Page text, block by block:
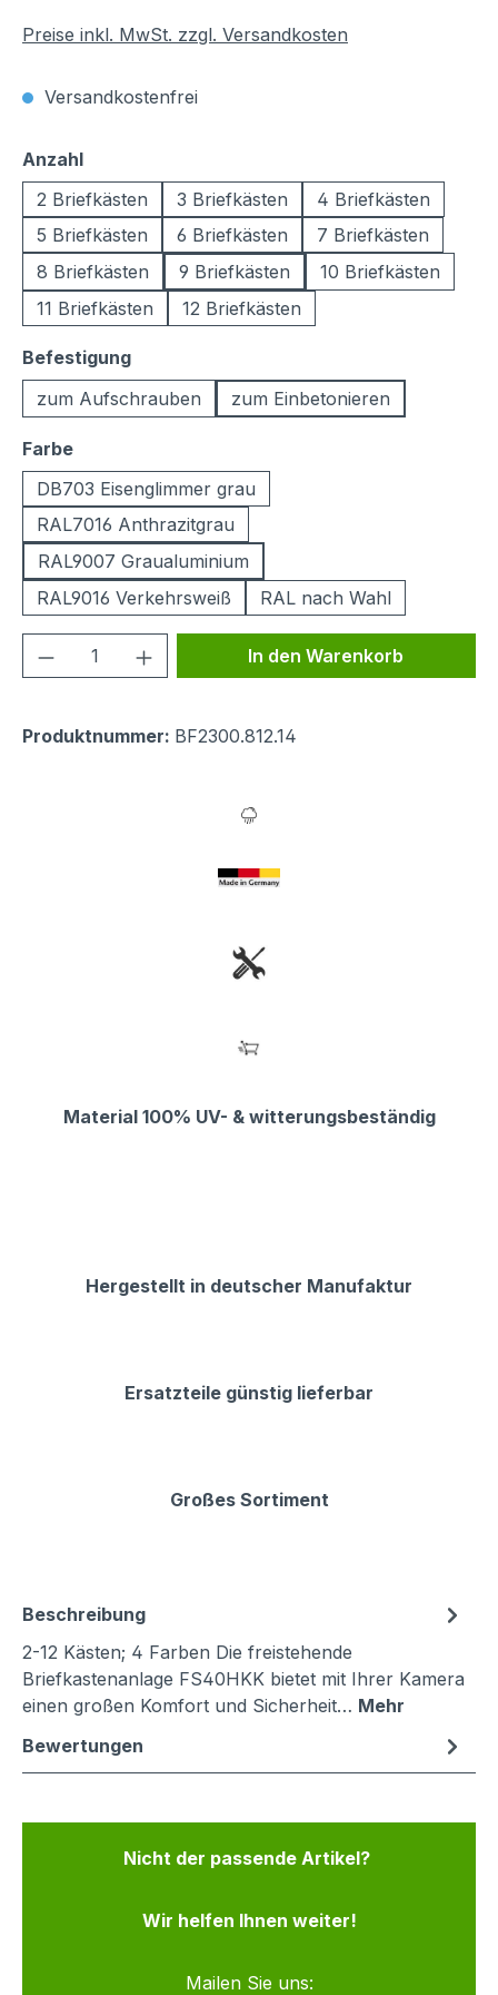
Preise inkl. MwSt. zzgl. Versandkosten
Versandkostenfrei
Anzahlauswählen
2 Briefkästen
3 Briefkästen
4 Briefkästen
5 Briefkästen
6 Briefkästen
7 Briefkästen
8 Briefkästen
9 Briefkästen
10 Briefkästen
11 Briefkästen
12 Briefkästen
Befestigungauswählen
zum Aufschrauben
zum Einbetonieren
Farbeauswählen
DB703 Eisenglimmer grau
RAL7016 Anthrazitgrau
RAL9007 Graualuminium
RAL9016 Verkehrsweiß
RAL nach Wahl
Produkt Anzahl: Gib denIn den Warenkorb
Produktnummer: BF2300.812.14
Material 100% UV- & witterungsbeständig
Hergestellt in deutscher Manufaktur
Ersatzteile günstig lieferbar
Großes Sortiment
Beschreibung
2-12 Kästen; 4 Farben Die freistehende
Briefkastenanlage FS40HKK bietet mit Ihrer Kamera
einen großen Komfort und Sicherheit… Mehr
Bewertungen
Nicht der passende Artikel?
Wir helfen Ihnen weiter!
Mailen Sie uns: